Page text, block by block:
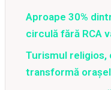
Aproape 30%
circulă fără RCA
Turismul religios,
transformă